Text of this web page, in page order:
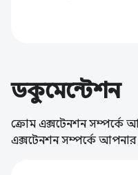
ডকুমেন্টেশন
ক্রোম এক্সটেনশন সম্পর্কে
এক্সটেনশন সম্পর্কে আপনার